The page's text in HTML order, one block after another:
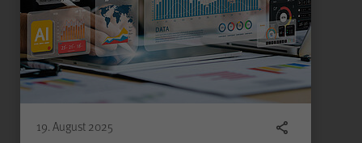
19. August 2025
Zweck
Gilt nur für die Digitalisierungs-
Check-ups des Bereichs
"Wissen >
Digitalisierungskompass
(WPK)®":
Speichern der bereits
eines Ausfüllvorgangs des